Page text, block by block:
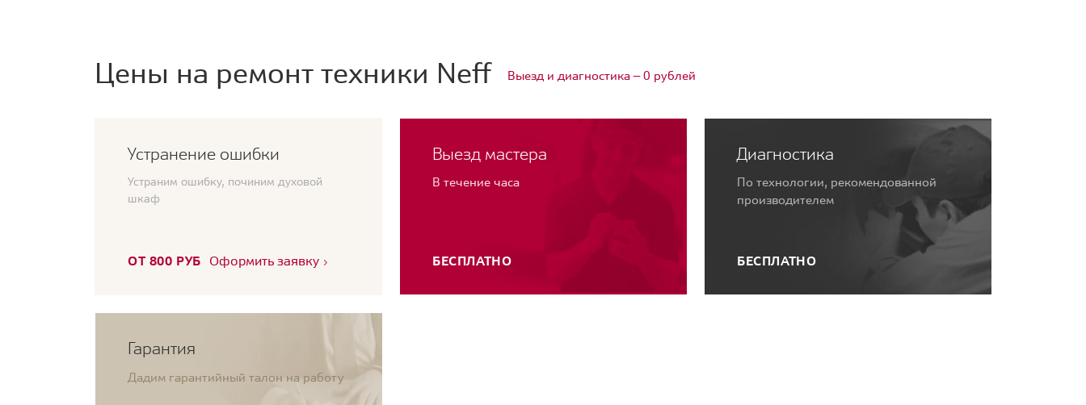
Цены на ремонт техники Neff Выезд и диагностика — 0 рублей
Устранение ошибки
Устраним ошибку, починим духовой
шкаф
ОТ 800 РУБ Оформить заявку
Выезд мастера
В течение часа
БЕСПЛАТНО
Диагностика
По технологии, рекомендованной
производителем
БЕСПЛАТНО
Гарантия
Дадим гарантийный талон на работу